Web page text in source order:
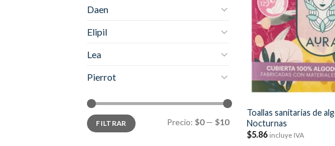
Daen
Elipil
Lea
Pierrot
FILTRAR Precio: $0— $10
Toallas sanitarias de
Nocturnas
$5.86 incluye IVA